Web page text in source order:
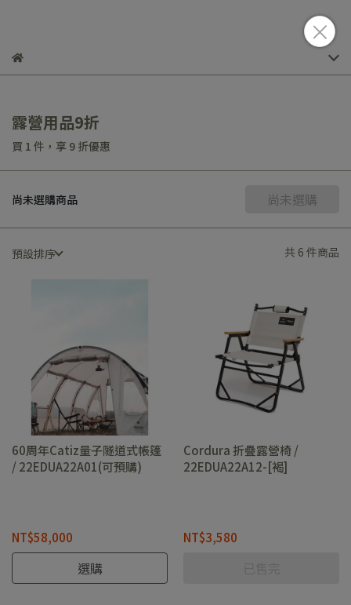
露營用品9折
買 1 件， 享 9 折優惠
尚未選購商品 尚未選購
預設排序 共 6 件商品
60周年Catiz量子隧道式帳篷
/ 22EDUA22A01(可預購)
NT$58,000
選購
Cordura 折疊露營椅 /
22EDUA22A12-[褐]
NT$3,580